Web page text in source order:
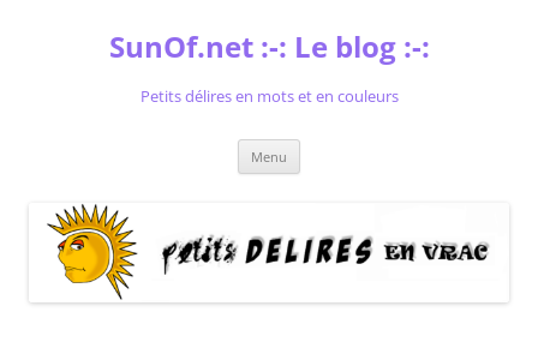
SunOf.net :-: Le blog :-:
Petits délires en mots et en couleurs
Menu